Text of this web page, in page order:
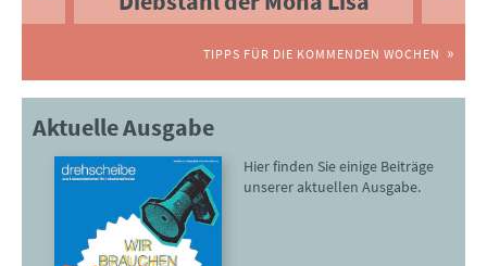
TIPPS FÜR DIE KOMMENDEN WOCHEN
Aktuelle Ausgabe
Hier finden Sie einige Beiträge
unserer aktuellen Ausgabe.